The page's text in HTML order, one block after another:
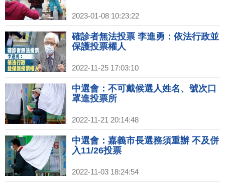
2023-01-08 10:23:22
確診者無法投票 李進勇：依法行政並
保護投票權人
2022-11-25 17:03:10
中選會：不可戴候選人姓名、號次口
罩進投票所
2022-11-21 20:14:48
中選會：嘉義市長選務須重辦 不及併
入11/26投票
2022-11-03 18:24:54